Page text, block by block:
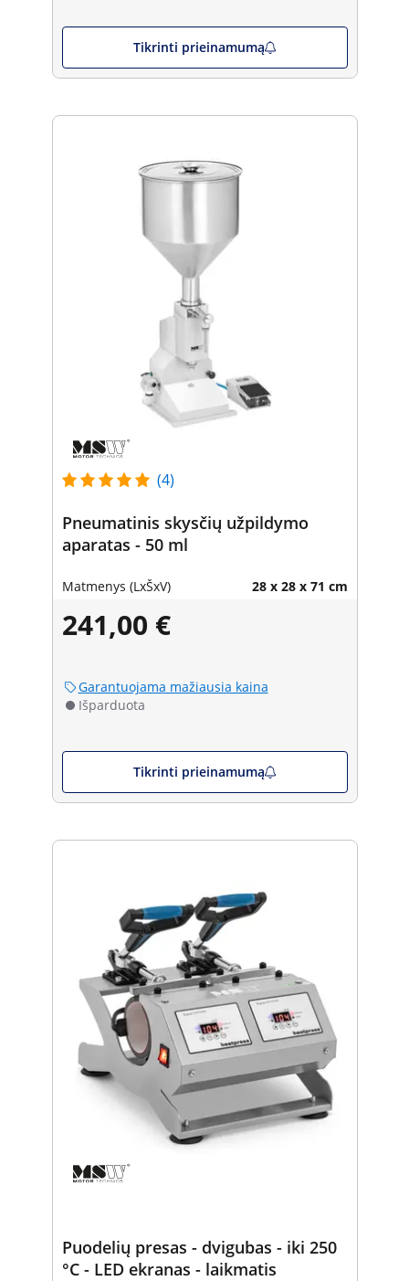
Tikrinti prieinamumą
(4)
Pneumatinis skysčių užpildymo
aparatas - 50 ml
Matmenys (LxŠxV) 28 x 28 x 71 cm
241,00 €
Garantuojama mažiausia kaina
Išparduota
Tikrinti prieinamumą
Puodelių presas - dvigubas - iki 250
°C - LED ekranas - laikmatis